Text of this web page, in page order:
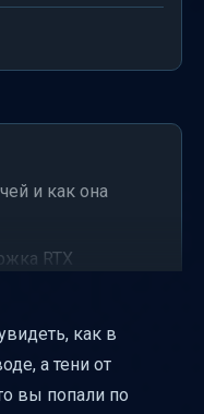
и как она
RTX
Minecraft RTX
RTX
Bedrock
как в
а тени от
вы попали по